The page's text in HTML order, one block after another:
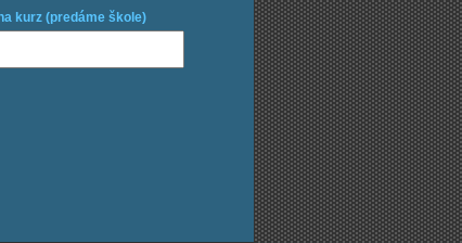
kurz (predáme škole)